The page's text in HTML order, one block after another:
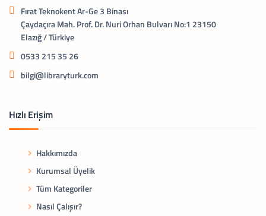
Fırat Teknokent Ar-Ge 3 Binası
Çaydaçıra Mah. Prof. Dr. Nuri Orhan Bulvarı No:1 23150
Elazığ / Türkiye
0533 215 35 26
bilgi@libraryturk.com
Hızlı Erişim
Hakkımızda
Kurumsal Üyelik
Tüm Kategoriler
Nasıl Çalışır?